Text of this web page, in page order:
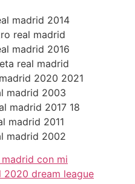
con mi
2020 dream league